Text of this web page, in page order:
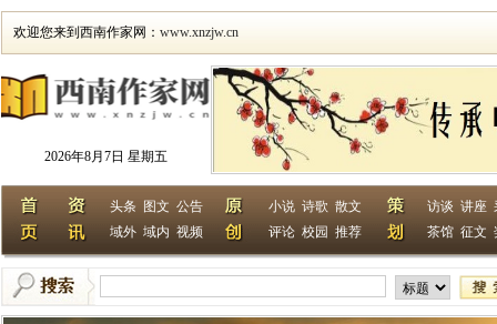
欢迎您来到西南作家网： www.xnzjw.cn
2026年8月7日 星期五
头条 图文 公告
域外 域内 视频
小说 诗歌 散文
评论 校园 推荐
访谈 讲座
茶馆 征文